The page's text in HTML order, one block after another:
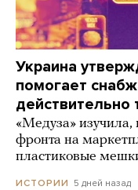
Украина
помогает
действительно
«Медуза»
фронта на
пластиковые
ИСТОРИИ 5 дней назад